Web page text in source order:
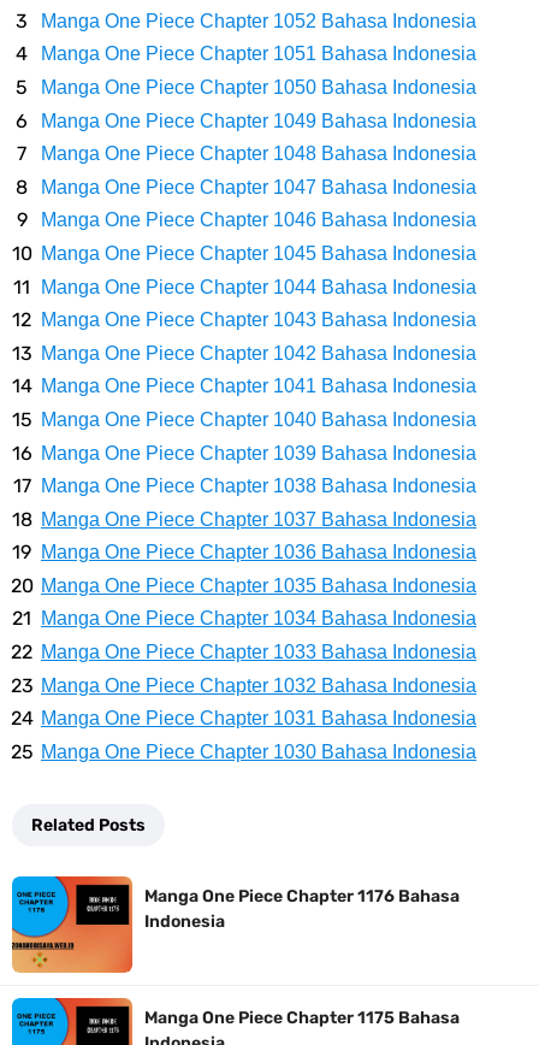
7 Klub Pertama Yang Menjuarai Liga Champions, Apa Klub Jagoan
Kamu Termasuk
Arti Bendera Palau, Negara Kepulauan Yang Berada Di Kawasan
Pasifik Barat
Cara Membuat Linktree Instagram, Sangat Mudah Untuk Kamu
Lakukan Sendiri
7 Fakta Gaban One Piece, Orang Yang Telah Memberikan Kunci Borgol
Milik Loki
Profil Slamet Rahardjo, Aktor Dengan Peran Penting Dalam Perfilman
Indonesia
Resep Roti Panggang, Sangat Mudah Untuk Menjadi Cemilan
Bersama Keluarga
Arti Bendera Seychelles, Negara Kepulauan Yang Terletak Di
Sama Sekali
7 Fakta Queen One Piece, All Star Yang Jadi Penanggung Jawab
Penjara Udon
Manga One Piece Chapter 1052 Bahasa Indonesia
Manga One Piece Chapter 1051 Bahasa Indonesia
Manga One Piece Chapter 1050 Bahasa Indonesia
Manga One Piece Chapter 1049 Bahasa Indonesia
Manga One Piece Chapter 1048 Bahasa Indonesia
Manga One Piece Chapter 1047 Bahasa Indonesia
Manga One Piece Chapter 1046 Bahasa Indonesia
Manga One Piece Chapter 1045 Bahasa Indonesia
Manga One Piece Chapter 1044 Bahasa Indonesia
Manga One Piece Chapter 1043 Bahasa Indonesia
Manga One Piece Chapter 1042 Bahasa Indonesia
Manga One Piece Chapter 1041 Bahasa Indonesia
Manga One Piece Chapter 1040 Bahasa Indonesia
Manga One Piece Chapter 1039 Bahasa Indonesia
Manga One Piece Chapter 1038 Bahasa Indonesia
Manga One Piece Chapter 1037 Bahasa Indonesia
Manga One Piece Chapter 1036 Bahasa Indonesia
Manga One Piece Chapter 1035 Bahasa Indonesia
Manga One Piece Chapter 1034 Bahasa Indonesia
Manga One Piece Chapter 1033 Bahasa Indonesia
Manga One Piece Chapter 1032 Bahasa Indonesia
Manga One Piece Chapter 1031 Bahasa Indonesia
Manga One Piece Chapter 1030 Bahasa Indonesia
Related Posts
Manga One Piece Chapter 1176 Bahasa
Indonesia
Manga One Piece Chapter 1175 Bahasa